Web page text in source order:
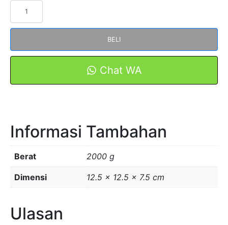
Box
Button
Hole
Lubang
Model
Telemecanique
BELI
Chat WA
Informasi Tambahan
Berat 2000 g
Dimensi 12.5 × 12.5 × 7.5 cm
Ulasan